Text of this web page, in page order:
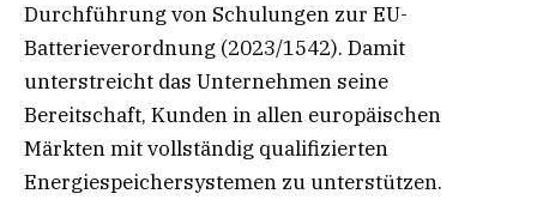
Durchführung von Schulungen zur EU-
Batterieverordnung (2023/1542). Damit
unterstreicht das Unternehmen seine
Bereitschaft, Kunden in allen europäischen
Märkten mit vollständig qualifizierten
Energiespeichersystemen zu unterstützen.